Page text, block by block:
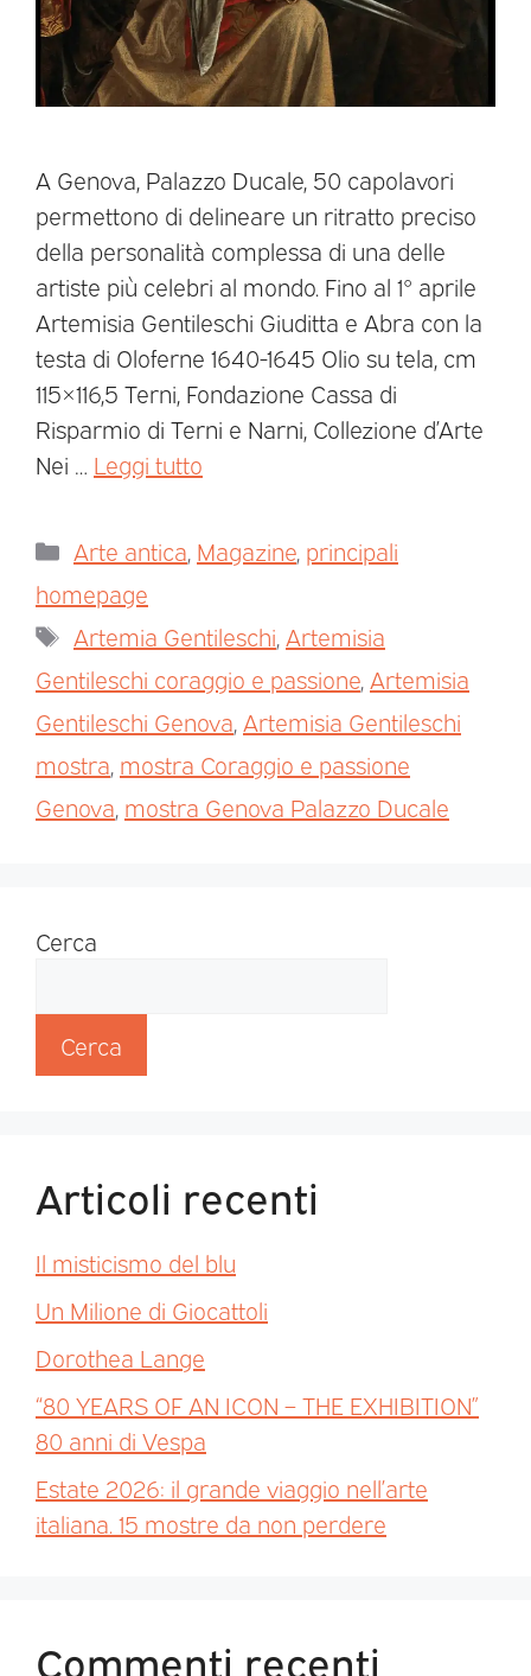
A Genova, Palazzo Ducale, 50 capolavori
permettono di delineare un ritratto preciso
della personalità complessa di una delle
artiste più celebri al mondo. Fino al 1° aprile
Artemisia Gentileschi Giuditta e Abra con la
testa di Oloferne 1640-1645 Olio su tela, cm
115×116,5 Terni, Fondazione Cassa di
Risparmio di Terni e Narni, Collezione d’Arte
Nei … Leggi tutto
Arte antica Magazine principali
homepage
Artemia Gentileschi Artemisia
Gentileschi coraggio e passione Artemisia
Gentileschi Genova Artemisia Gentileschi
mostra mostra Coraggio e passione
Genova mostra Genova Palazzo Ducale
Cerca
Cerca
Articoli recenti
Il misticismo del blu
Un Milione di Giocattoli
Dorothea Lange
“80 YEARS OF AN ICON – THE EXHIBITION”
80 anni di Vespa
Estate 2026: il grande viaggio nell’arte
italiana. 15 mostre da non perdere
Commenti recenti